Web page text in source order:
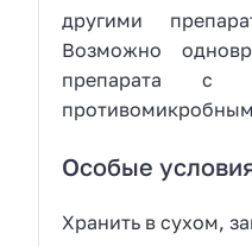
другими
Возможно
препарата с
Особые
Хранить в сухом,